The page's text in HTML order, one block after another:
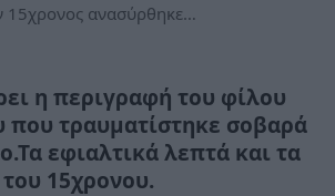
15χρονος ανασύρθηκε…
η περιγραφή του φίλου
που τραυματίστηκε σοβαρά
εφιαλτικά λεπτά και τα
15χρονου.